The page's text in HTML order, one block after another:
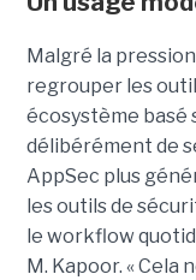
Malgré la
regrouper les
écosystème basé
délibérément de
AppSec plus
les outils de
le workflow
M. Kapoor. «